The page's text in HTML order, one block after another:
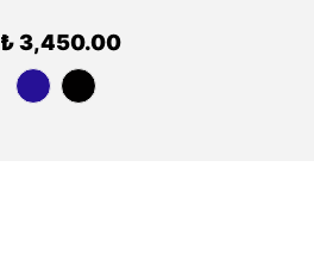
₺ 3,450.00